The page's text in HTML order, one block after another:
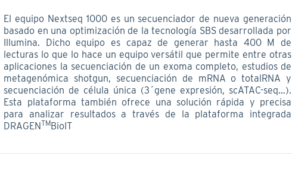
El equipo Nextseq 1000 es un secuenciador de nueva generación
basado en una optimización de la tecnología SBS desarrollada por
Illumina. Dicho equipo es capaz de generar hasta 400 M de
lecturas lo que lo hace un equipo versátil que permite entre otras
aplicaciones la secuenciación de un exoma completo, estudios de
metagenómica shotgun, secuenciación de mRNA o totalRNA y
secuenciación de célula única (3´gene expresión, scATAC-seq…).
Esta plataforma también ofrece una solución rápida y precisa
para analizar resultados a través de la plataforma integrada
DRAGENTMBioIT